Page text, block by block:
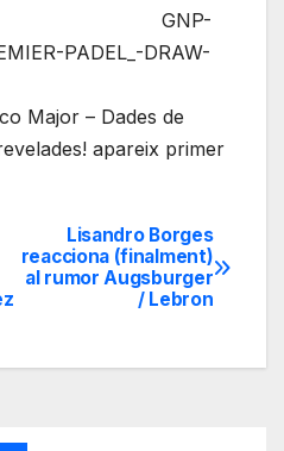
GNP-
PADEL_-DRAW-
Major – Dades de
apareix primer
Lisandro Borges
reacciona (finalment)
al rumor Augsburger
/ Lebron